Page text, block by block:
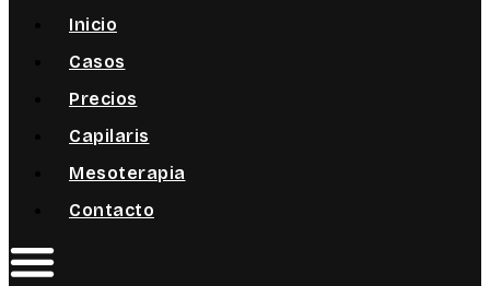
Inicio
Casos
Precios
Capilaris
Mesoterapia
Contacto